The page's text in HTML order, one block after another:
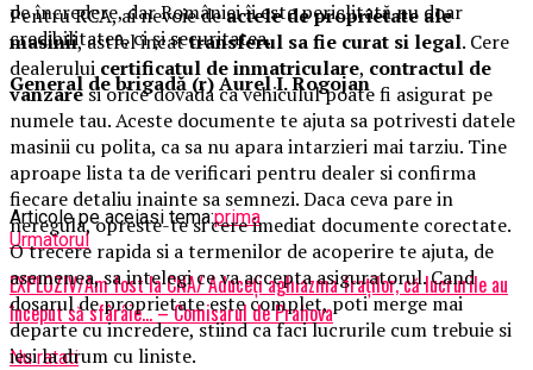
de încredere, dar României îi este periclitată nu doar
credibilitatea, ci şi securitatea.
General de brigadă (r) Aurel I. Rogojan
Articole pe aceiasi tema:prima
Urmatorul
EXPLOZIV/Am fost la CNA/ Aduceți aghiazma fraților, că lucrurile au
început să sfârâie… – Comisarul de Prahova
Nu ratati
Pentru RCA, ai nevoie deactele de proprietate ale
masinii, astfel incattransferul sa fie curat si legal. Cere
dealerului certificatul de inmatriculare, contractul de
vanzare si orice dovada ca vehiculul poate fi asigurat pe
numele tau. Aceste documente te ajuta sa potrivesti datele
masinii cu polita, ca sa nu apara intarzieri mai tarziu. Tine
aproape lista ta de verificari pentru dealer si confirma
fiecare detaliu inainte sa semnezi. Daca ceva pare in
neregula, opreste-te si cere imediat documente corectate.
O trecere rapida si a termenilor de acoperire te ajuta, de
asemenea, sa intelegi ce va accepta asiguratorul. Cand
dosarul de proprietate este complet, poti merge mai
departe cu incredere, stiind ca faci lucrurile cum trebuie si
iesi la drum cu liniste.